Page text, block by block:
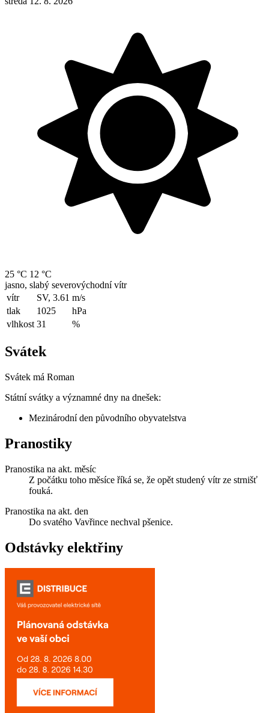
25 °C 12 °C
jasno, slabý severovýchodní vítr
vítr
SV, 3.61 m/s
tlak
1025
hPa
vlhkost 31 %
Svátek
Svátek má Roman
Státní svátky a významné dny na dnešek:
Mezinárodní den původního obyvatelstva
Pranostiky
Pranostika na akt. měsíc
Z počátku toho měsíce říká se, že opět studený vítr ze strnišť
fouká.
Pranostika na akt. den
Do svatého Vavřince nechval pšenice.
Odstávky elektřiny